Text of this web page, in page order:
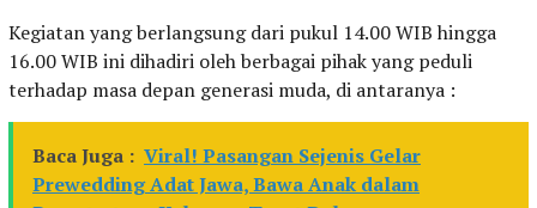
Kegiatan yang berlangsung dari pukul 14.00 WIB hingga
16.00 WIB ini dihadiri oleh berbagai pihak yang peduli
terhadap masa depan generasi muda, di antaranya :
Baca Juga : Viral! Pasangan Sejenis Gelar
Prewedding Adat Jawa, Bawa Anak dalam